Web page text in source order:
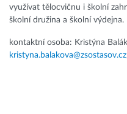
využívat tělocvičnu i školní
školní družina a školní výdejna.
kontaktní osoba: Kristýna
kristyna.balakova@zsostasov.cz